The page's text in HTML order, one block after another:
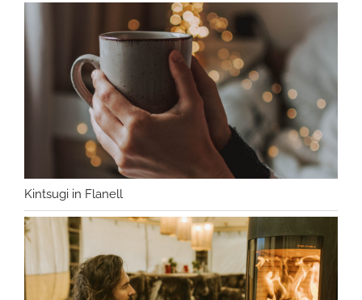
Kintsugi in Flanell